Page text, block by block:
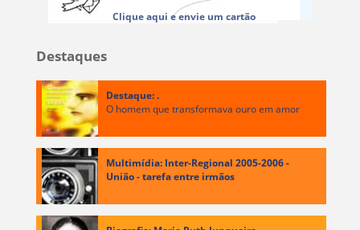
Clique aqui e envie um cartão
Destaques
Destaque: .
O homem que transformava ouro em amor
Multimídia: Inter-Regional 2005-2006 -
União - tarefa entre irmãos